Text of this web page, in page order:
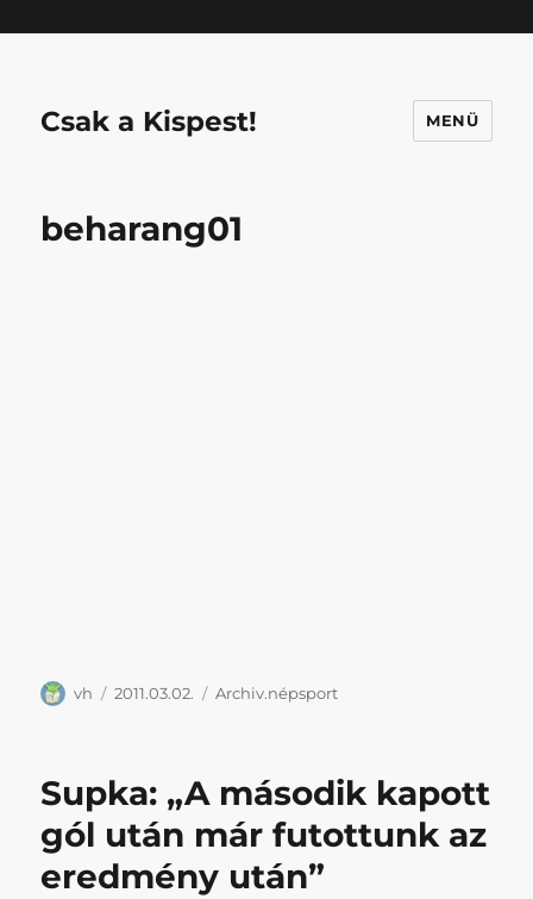
Csak a Kispest! MENÜ
beharang01
Szerző
vh Közzétéve
2011.03.02. Kategória
Archiv.népsport
Supka: „A második kapott
gól után már futottunk az
eredmény után”